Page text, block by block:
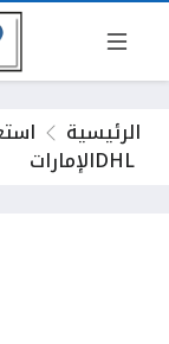
الرئيسية
DHL ‎الإمارات